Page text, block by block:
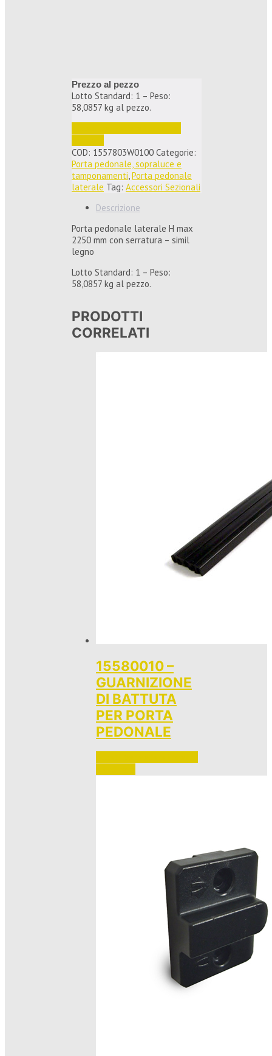
Prezzo al pezzo
Lotto Standard: 1 – Peso:
58,0857 kg al pezzo.
COD: 1557803W0100 Categorie:
Porta pedonale, sopraluce e
tamponamenti,Porta pedonale
laterale Tag: Accessori Sezionali
Descrizione
Porta pedonale laterale H max
2250 mm con serratura – simil
legno
Lotto Standard: 1 – Peso:
58,0857 kg al pezzo.
PRODOTTI
CORRELATI
15580010 –
GUARNIZIONE
DI BATTUTA
PER PORTA
PEDONALE